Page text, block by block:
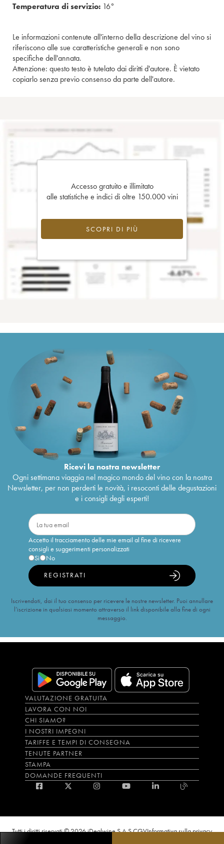
Temperatura di servizio: 16°
Le informazioni contenute all'interno della descrizione del vino si
riferiscono alle sue caratteristiche generali e non sono
specifiche dell'annata.
Attenzione: questo testo è tutelato dai diritti d'autore. È vietato
copiarlo senza previo consenso da parte dell'autore.
Accesso gratuito e illimitato
alle statistiche e indici di oltre 150.000 vini
SCOPRI DI PIÙ
Ricevi la nostra newsletter
Ogni settimana viaggia nel magico mondo del vino con la nostra
Newsletter, per non perderti le novità, i resoconti delle degustazioni
e i consigli degli esperti!
Accetto il tracciamento delle mie email al fine di ricevere
consigli e suggerimenti personalizzati
Sì
No
REGISTRATI
Iscrivendoti, dai il tuo consenso per ricevere le nostre newsletter. Puoi annullare
l’iscrizione in qualsiasi momento attraverso il link disponibile alla fine di ogni
messaggio.
VALUTAZIONE GRATUITA
LAVORA CON NOI
CHI SIAMO?
I NOSTRI IMPEGNI
TARIFFE E TEMPI DI CONSEGNA
TENUTE PARTNER
STAMPA
DOMANDE FREQUENTI
Tutti i diritti riservati © 2026 iDealwine S.A.S.CGVInformativa sulla privacy